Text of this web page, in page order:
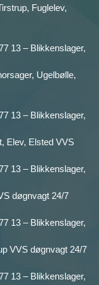
Fuglelev,
13 – Blikkenslager,
Ugelbølle,
13 – Blikkenslager,
Elev, Elsted VVS
13 – Blikkenslager,
døgnvagt 24/7
13 – Blikkenslager,
VVS døgnvagt 24/7
13 – Blikkenslager,